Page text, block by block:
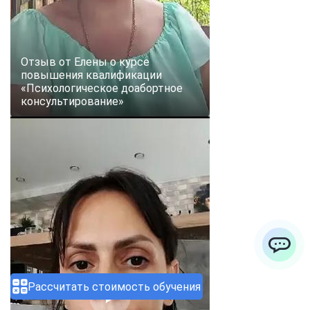
Рассчитать стоимость обучения
Отзыв от Елены о курсе
повышения квалификации
«Психологическое доабортное
консультирование»
ChatApp